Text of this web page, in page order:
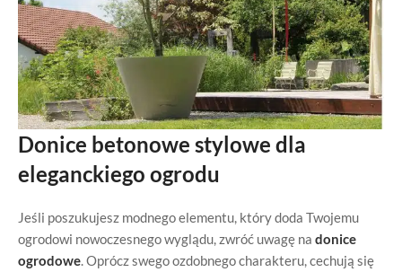
Donice betonowe stylowe dla
eleganckiego ogrodu
Jeśli poszukujesz modnego elementu, który doda Twojemu
ogrodowi nowoczesnego wyglądu, zwróć uwagę na donice
ogrodowe . Oprócz swego ozdobnego charakteru, cechują się